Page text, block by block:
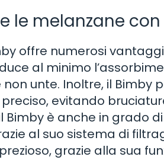
le melanzane
offre numerosi
al minimo
unte. Inoltre, il Bimby
evitando
Bimby è anche in grado
al suo sistema di
grazie alla sua